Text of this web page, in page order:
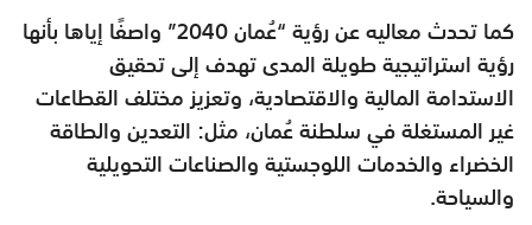
كما تحدث معاليه عن رؤية “عُمان 2040” واصفًا إياها بأنها
رؤية استراتيجية طويلة المدى تهدف إلى تحقيق
الاستدامة المالية والاقتصادية، وتعزيز مختلف القطاعات
غير المستغلة في سلطنة عُمان، مثل: التعدين والطاقة
الخضراء والخدمات اللوجستية والصناعات التحويلية
والسياحة.